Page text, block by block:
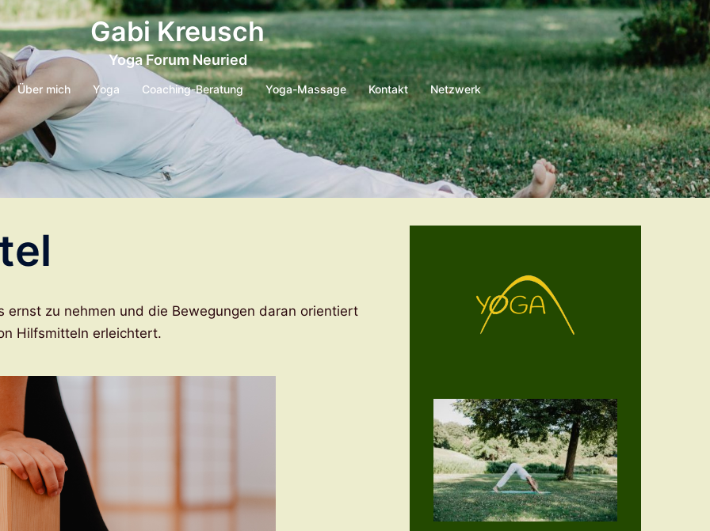
Gabi Kreusch
Yoga Forum Neuried
Über mich Yoga Coaching-Beratung Yoga-Massage Kontakt Netzwerk
ernst zu nehmen und die Bewegungen daran orientiert
Hilfsmitteln erleichtert.